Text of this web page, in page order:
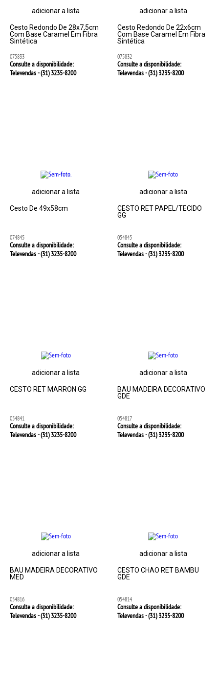
adicionar a lista
Cesto Redondo De 28x7,5cm
Com Base Caramel Em Fibra
Sintética
075833
Consulte a disponibilidade:
Televendas - (31)3235-8200
adicionar a lista
Cesto Redondo De 22x6cm
Com Base Caramel Em Fibra
Sintética
075832
Consulte a disponibilidade:
Televendas - (31)3235-8200
adicionar a lista
Cesto De 49x58cm
074845
Consulte a disponibilidade:
Televendas - (31)3235-8200
adicionar a lista
CESTO RET PAPEL/TECIDO
GG
054845
Consulte a disponibilidade:
Televendas - (31)3235-8200
adicionar a lista
CESTO RET MARRON GG
054841
Consulte a disponibilidade:
Televendas - (31)3235-8200
adicionar a lista
BAU MADEIRA DECORATIVO
GDE
054817
Consulte a disponibilidade:
Televendas - (31)3235-8200
adicionar a lista
BAU MADEIRA DECORATIVO
MED
054816
Consulte a disponibilidade:
Televendas - (31)3235-8200
adicionar a lista
CESTO CHAO RET BAMBU
GDE
054814
Consulte a disponibilidade:
Televendas - (31)3235-8200